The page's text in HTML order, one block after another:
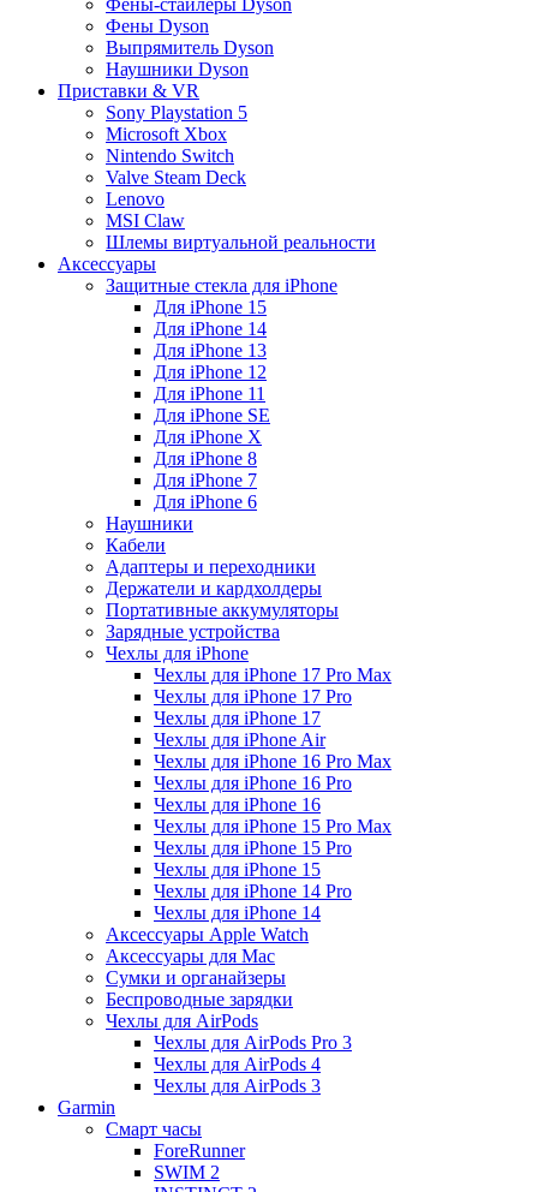
Фены-стайлеры Dyson
Фены Dyson
Выпрямитель Dyson
Наушники Dyson
Приставки & VR
Sony Playstation 5
Microsoft Xbox
Nintendo Switch
Valve Steam Deck
Lenovo
MSI Claw
Шлемы виртуальной реальности
Аксессуары
Защитные стекла для iPhone
Для iPhone 15
Для iPhone 14
Для iPhone 13
Для iPhone 12
Для iPhone 11
Для iPhone SE
Для iPhone X
Для iPhone 8
Для iPhone 7
Для iPhone 6
Наушники
Кабели
Адаптеры и переходники
Держатели и кардхолдеры
Портативные аккумуляторы
Зарядные устройства
Чехлы для iPhone
Чехлы для iPhone 17 Pro Max
Чехлы для iPhone 17 Pro
Чехлы для iPhone 17
Чехлы для iPhone Air
Чехлы для iPhone 16 Pro Max
Чехлы для iPhone 16 Pro
Чехлы для iPhone 16
Чехлы для iPhone 15 Pro Max
Чехлы для iPhone 15 Pro
Чехлы для iPhone 15
Чехлы для iPhone 14 Pro
Чехлы для iPhone 14
Аксессуары Apple Watch
Аксессуары для Mac
Сумки и органайзеры
Беспроводные зарядки
Чехлы для AirPods
Чехлы для AirPods Pro 3
Чехлы для AirPods 4
Чехлы для AirPods 3
Garmin
Смарт часы
ForeRunner
SWIM 2